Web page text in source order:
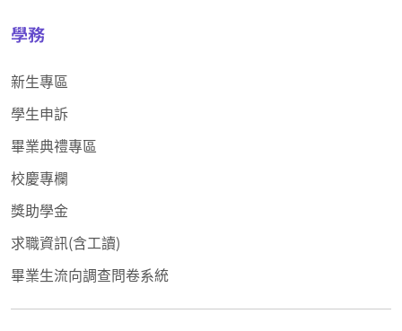
學務
新生專區
學生申訴
畢業典禮專區
校慶專欄
獎助學金
求職資訊(含工讀)
畢業生流向調查問卷系統